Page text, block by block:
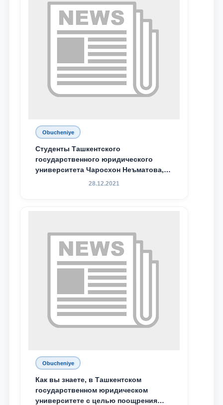
Obucheniye
Студенты Ташкентского
государственного юридического
университета Чаросхон Неъматова,
Севдо Хакимходжаева, Анбарой
специальной стипендии имени
Хадичи Сулеймановой.
28.12.2021
Obucheniye
Как вы знаете, в Ташкентском
государственном юридическом
университете с целью поощрения